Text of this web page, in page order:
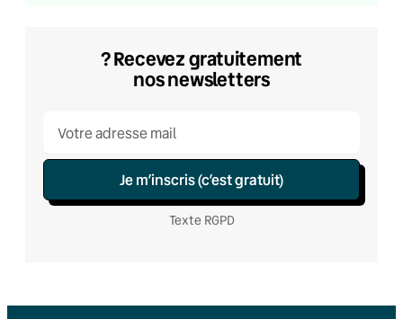
? Recevez gratuitement
nos newsletters
Je m’inscris (c’est gratuit)
Texte RGPD